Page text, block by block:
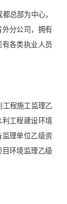
总部为中心，
外分公司，拥有
各类执业人员
工程施工监理乙
工程建设环境
理单位乙级资
环境监理乙级